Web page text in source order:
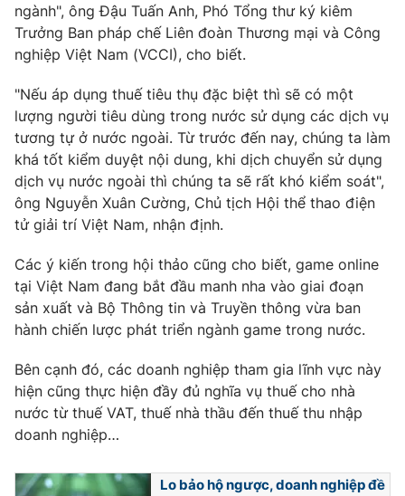
VTV9 VTV8
Liên hệ tòa soạn
THỜI BÁO VTV
Theo dõi báo trên
Cơ quan chủ quản: Đài Truyền hình Việt Nam
Cơ quan báo chí:
Thời báo VTV
Giấy phép hoạt động báo in và báo điện tử số 483/GP-BTTTT
cấp ngày 29/12/2023
Tổng Biên tập: Vũ Thanh Thủy
Phó Tổng Biên tập:
Tổng đài VTV: 024.38 355 931 - 024.38 355 932
ngành", ông Đậu Tuấn Anh, Phó Tổng thư ký kiêm
Trưởng Ban pháp chế Liên đoàn Thương mại và Công
nghiệp Việt Nam (VCCI), cho biết.
"Nếu áp dụng thuế tiêu thụ đặc biệt thì sẽ có một
lượng người tiêu dùng trong nước sử dụng các dịch vụ
tương tự ở nước ngoài. Từ trước đến nay, chúng ta làm
khá tốt kiểm duyệt nội dung, khi dịch chuyển sử dụng
dịch vụ nước ngoài thì chúng ta sẽ rất khó kiểm soát",
ông Nguyễn Xuân Cường, Chủ tịch Hội thể thao điện
tử giải trí Việt Nam, nhận định.
Các ý kiến trong hội thảo cũng cho biết, game online
tại Việt Nam đang bắt đầu manh nha vào giai đoạn
sản xuất và Bộ Thông tin và Truyền thông vừa ban
hành chiến lược phát triển ngành game trong nước.
Bên cạnh đó, các doanh nghiệp tham gia lĩnh vực này
hiện cũng thực hiện đầy đủ nghĩa vụ thuế cho nhà
nước từ thuế VAT, thuế nhà thầu đến thuế thu nhập
doanh nghiệp…
Lo bảo hộ ngược, doanh nghiệp đề